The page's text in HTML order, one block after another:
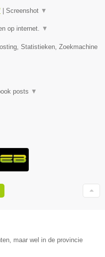
Screenshot ▼
op internet. ▼
Statistieken, Zoekmachine
posts ▼
maar wel in de provincie